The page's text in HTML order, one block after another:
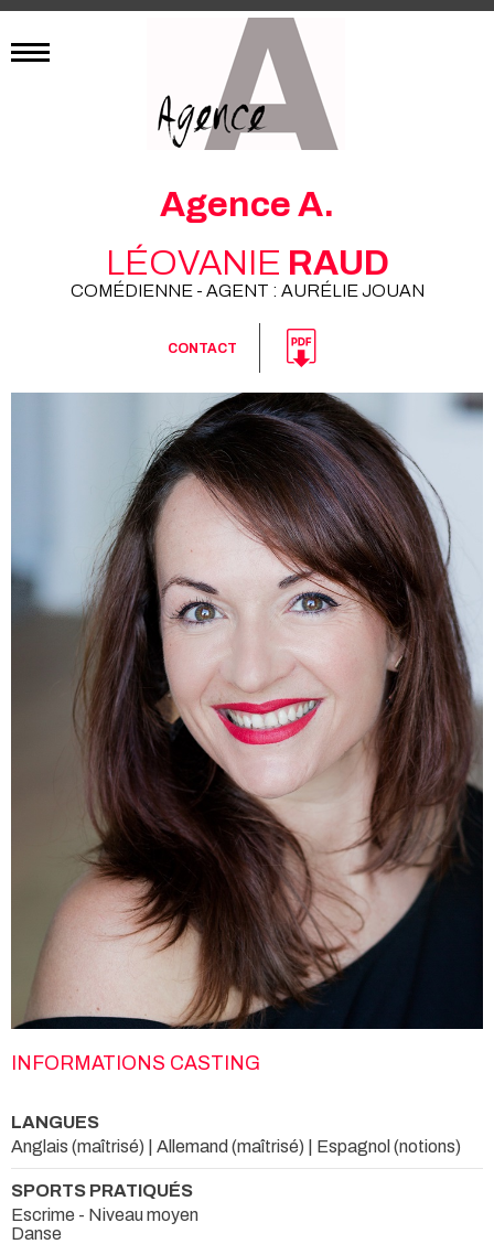
Agence A.
LÉOVANIE RAUD
COMÉDIENNE - AGENT : AURÉLIE JOUAN
CONTACT
INFORMATIONS CASTING
LANGUES
Anglais (maîtrisé) | Allemand (maîtrisé) | Espagnol (notions)
SPORTS PRATIQUÉS
Escrime - Niveau moyen
Danse